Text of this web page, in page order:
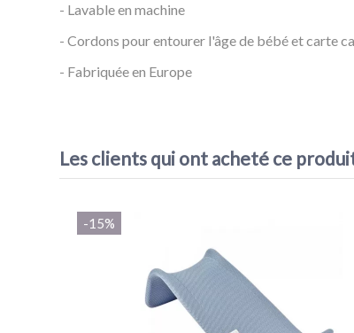
- Lavable en machine
- Cordons pour entourer l'âge de bébé et carte
- Fabriquée en Europe
Les clients qui ont acheté ce
-15%